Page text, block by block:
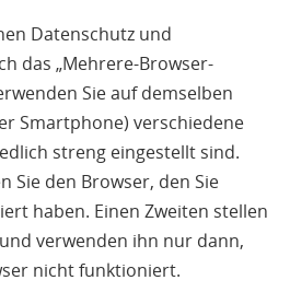
Datenschutz und
das „Mehrere-Browser-
Sie auf demselben
Smartphone) verschiedene
streng eingestellt sind.
Sie den Browser, den Sie
haben. Einen Zweiten stellen
verwenden ihn nur dann,
nicht funktioniert.